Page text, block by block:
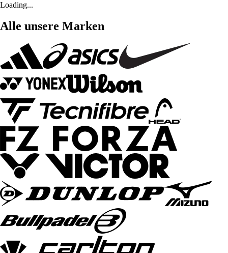
Loading...
Alle unsere Marken